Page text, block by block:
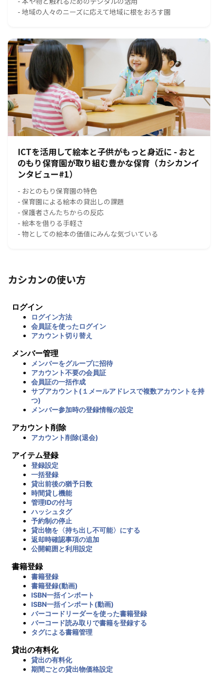
- 地域の人々のニーズに応えて地域に根をおろす園
ICTを活用して絵本と子供がもっと身近に - おと
のもり保育園が取り組む豊かな保育（カシカンイ
ンタビュー#1）
- おとのもり保育園の特色
- 保育園による絵本の貸出しの課題
- 保護者さんたちからの反応
- 絵本を借りる手軽さ
- 物としての絵本の価値にみんな気づいている
カシカンの使い方
ログイン
ログイン方法
会員証を使ったログイン
アカウント切り替え
メンバー管理
メンバーをグループに招待
アカウント不要の会員証
会員証の一括作成
サブアカウント(１メールアドレスで複数アカウントを持
つ)
メンバー参加時の登録情報の設定
アカウント削除
アカウント削除(退会)
アイテム登録
登録設定
一括登録
貸出前後の猶予日数
時間貸し機能
管理IDの付与
ハッシュタグ
予約制の停止
貸出物を〈持ち出し不可能〉にする
返却時確認事項の追加
公開範囲と利用設定
書籍登録
書籍登録
書籍登録(動画)
ISBN一括インポート
ISBN一括インポート(動画)
バーコードリーダーを使った書籍登録
バーコード読み取りで書籍を登録する
タグによる書籍管理
貸出の有料化
貸出の有料化
期間ごとの貸出物価格設定